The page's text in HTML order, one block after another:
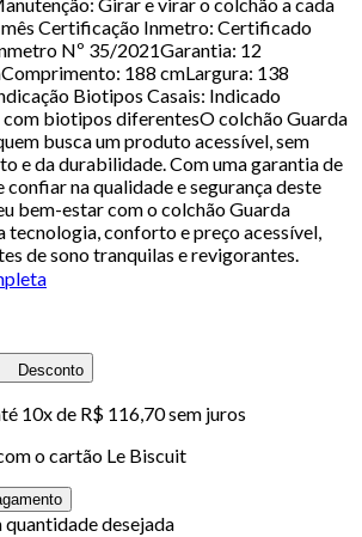
mês Certificação Inmetro: Certificado
Nº 35/2021Garantia: 12
188 cmLargura: 138
Biotipos Casais: Indicado
com biotipos diferentesO colchão Guarda
busca um produto acessível, sem
e da durabilidade. Com uma garantia de
confiar na qualidade e segurança deste
bem-estar com o colchão Guarda
tecnologia, conforto e preço acessível,
de sono tranquilas e revigorantes.
Desconto
10x de R$ 116,70 sem juros
o cartão Le Biscuit
quantidade desejada